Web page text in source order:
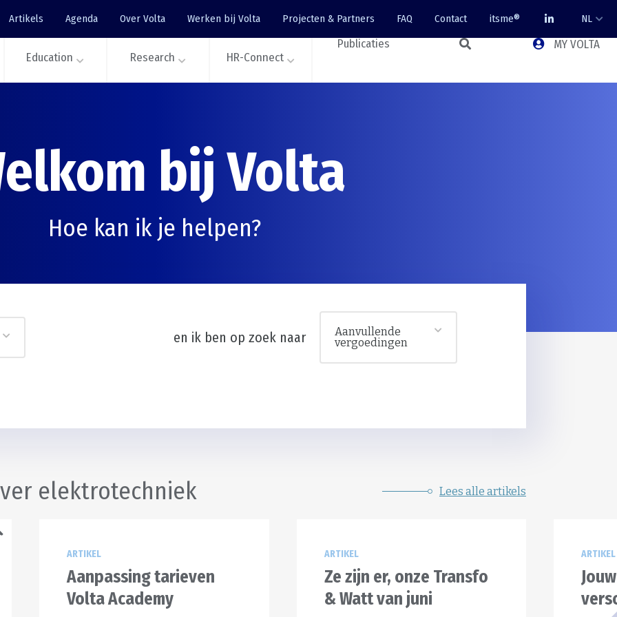
Artikels Agenda Over Volta Werken bij Volta Projecten & Partners FAQ Contact itsme® NL
Education Research HR-Connect
Publicaties MY VOLTA
bij Volta
Hoe kan ik je helpen?
en ik ben op zoek naar
Aanvullende
vergoedingen
elektrotechniek Lees alle artikels
ARTIKEL
Aanpassing tarieven
Volta Academy
ARTIKEL
Ze zijn er, onze Transfo
& Watt van juni
ARTIKEL